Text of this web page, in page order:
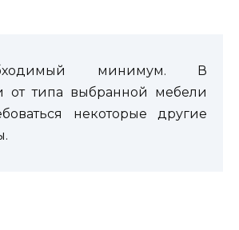
минимум. В
от типа выбранной мебели
некоторые другие